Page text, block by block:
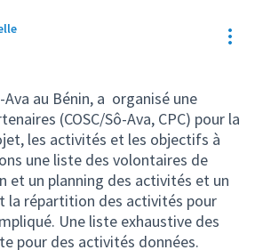
Ava au Bénin, a organisé une
(COSC/Sô-Ava, CPC) pour la
les activités et les objectifs à
une liste des volontaires de
et un planning des activités et un
la répartition des activités pour
Une liste exhaustive des
pour des activités données.